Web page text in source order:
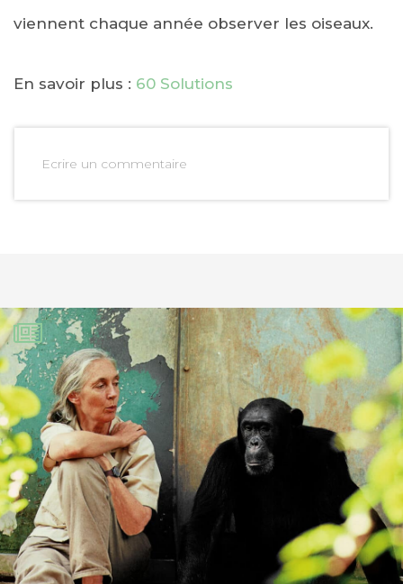
viennent chaque année observer les oiseaux.
En savoir plus : 60 Solutions
Ecrire un commentaire